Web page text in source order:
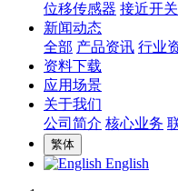
位移传感器 接近开关
新闻动态
全部 产品资讯 行业
资料下载
应用场景
关于我们
公司简介 核心业务
繁体
English